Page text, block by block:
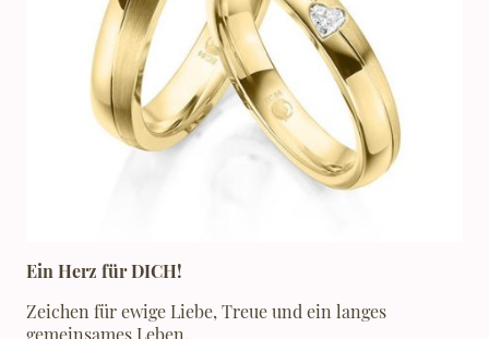
Ein Herz für DICH!
Zeichen für ewige Liebe, Treue und ein langes
gemeinsames Leben.